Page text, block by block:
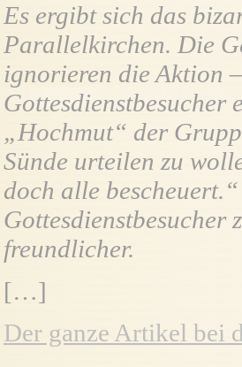
Es ergibt sich das
Parallelkirchen. Die
ignorieren die Aktion
Gottesdienstbesucher
„Hochmut“ der
Sünde urteilen zu
doch alle
Gottesdienstbesucher
freundlicher.
[…]
Der ganze Artikel bei